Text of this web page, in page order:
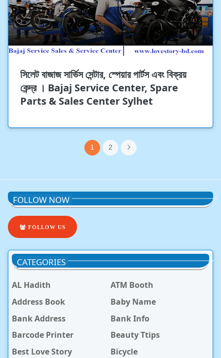
সিলেট বাজাজ সার্ভিস সেন্টার, স্পেয়ার পার্টস এবং বিক্রয়
কেন্দ্র । Bajaj Service Center, Spare
Parts & Sales Center Sylhet
1 2
FOLLOW NOW
FOLLOW US
CATEGORIES
AL Hadith
ATM Booth
Address Book
Baby Name
Bank Address
Bank Info
Barcode Printer
Beauty Ttips
Best Love Story
Bicycle